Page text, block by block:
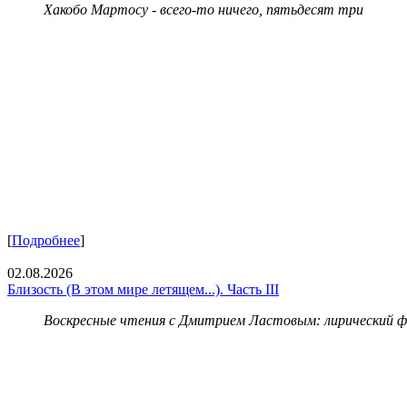
Хакобо Мартосу - всего-то ничего, пятьдесят три
[Подробнее]
02.08.2026
Близость (В этом мире летящем...). Часть III
Воскресные чтения с Дмитрием Ластовым: лирический